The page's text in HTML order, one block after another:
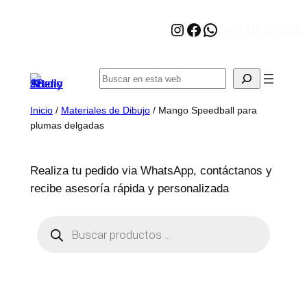
Instagram
Facebook
WhatsApp
Buscar
Inicio/ Materiales de Dibujo/ Mango Speedball para
plumas delgadas
Realiza tu pedido via WhatsApp, contáctanos y
recibe asesoría rápida y personalizada